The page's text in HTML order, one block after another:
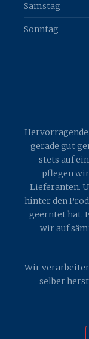
Samstag
Sonntag
Hervorragende
gerade gut
stets auf
pflegen
Lieferanten.
hinter den
geerntet hat.
wir auf
Wir
selber